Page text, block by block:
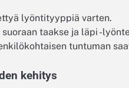
lyöntityyppiä varten.
taakse ja läpi -
tuntuman
kehitys